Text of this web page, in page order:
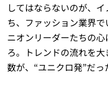
してはならないのが、
ち、ファッション業界
ニオンリーダーたちの
ろ。トレンドの流れを
数が、“ユニクロ発”だっ